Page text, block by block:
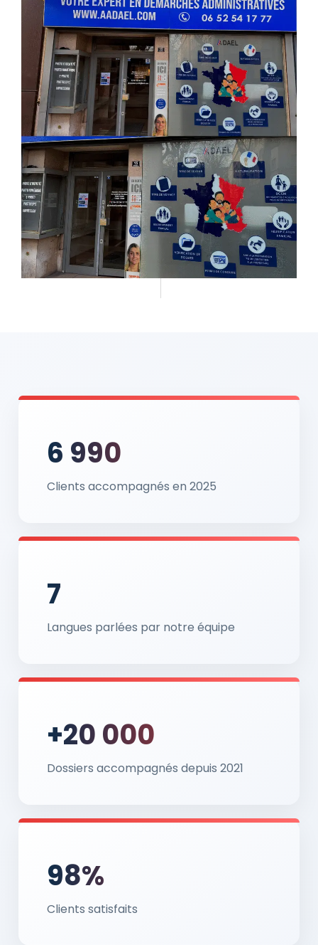
6 990
Clients accompagnés en 2025
7
Langues parlées par notre équipe
+20 000
Dossiers accompagnés depuis 2021
98%
Clients satisfaits